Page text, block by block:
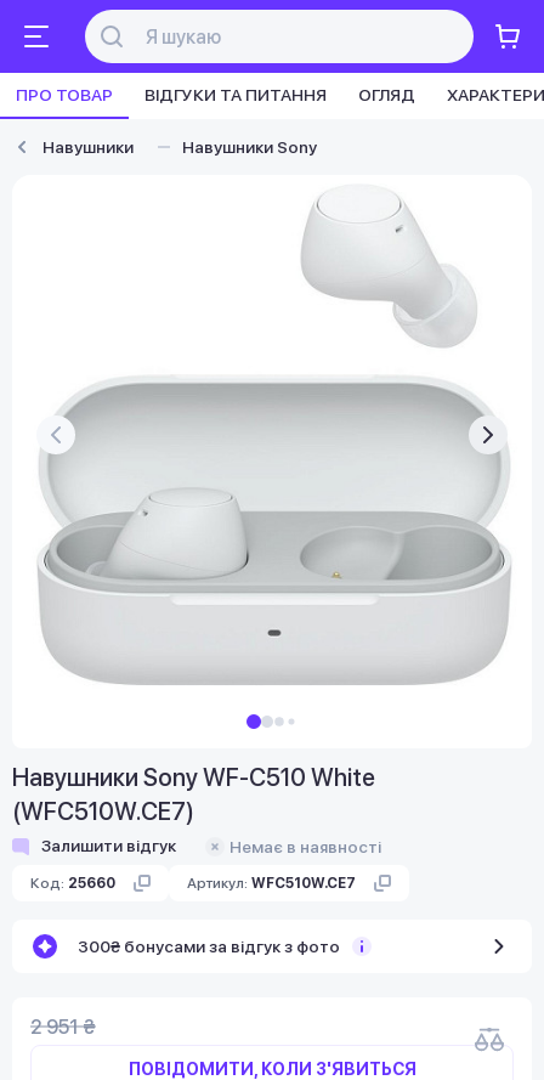
ПРО ТОВАР ВІДГУКИ ТА ПИТАННЯ ОГЛЯД
Навушники Навушники Sony
Навушники Sony WF-C510 White
(WFC510W.CE7)
Залишити відгук Немає в наявності
Код: 25660 Артикул: WFC510W.CE7
300₴ бонусами за відгук з фото
2 951 ₴
ПОВІДОМИТИ, КОЛИ З'ЯВИТЬСЯ